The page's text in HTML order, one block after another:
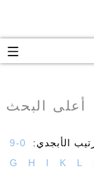
أعلى البحث
الأبجدي: 0-9
G
H I K L